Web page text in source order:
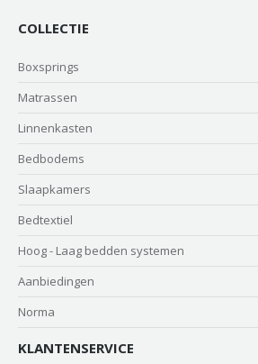
COLLECTIE
Boxsprings
Matrassen
Linnenkasten
Bedbodems
Slaapkamers
Bedtextiel
Hoog - Laag bedden systemen
Aanbiedingen
Norma
KLANTENSERVICE